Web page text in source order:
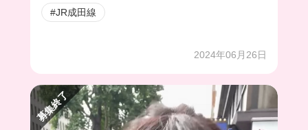
#JR成田線
2024年06月26日
募集終了